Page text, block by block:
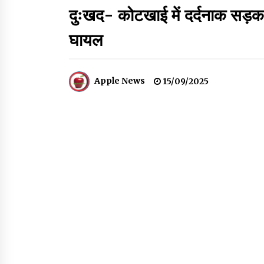
भ्रष्टाचार से अर्जित संपत्ति जब्त कर गरीबों में बांटेगी
दुःखद- कोटखाई में दर्दनाक सड़क
घायल
Apple News 15/09/2025